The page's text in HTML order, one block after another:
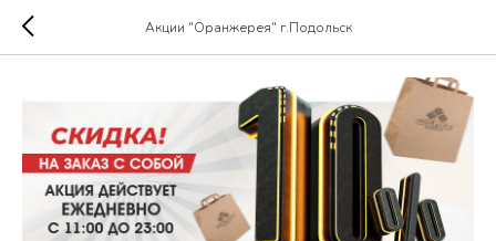
Акции "Оранжерея" г.Подольск